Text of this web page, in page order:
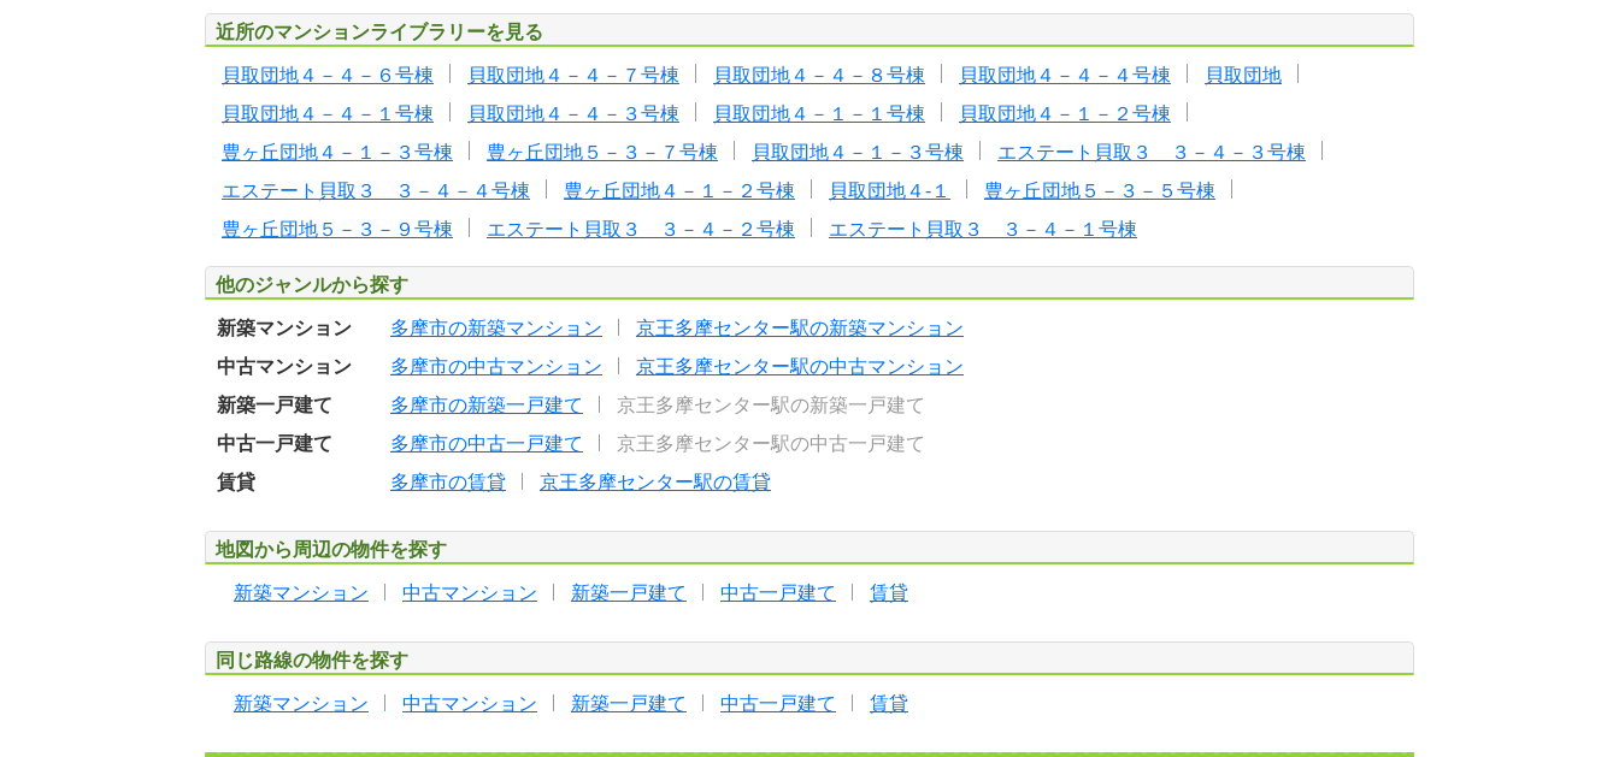
近所のマンションライブラリーを見る
貝取団地４－４－６号棟 貝取団地４－４－７号棟 貝取団地４－４－８号棟 貝取団地４－４－４号棟
貝取団地
貝取団地４－４－１号棟
貝取団地４－４－３号棟 貝取団地４－１－１号棟
貝取団地４－１－２号棟
豊ヶ丘団地４－１－３号棟
豊ヶ丘団地５－３－７号棟 貝取団地４－１－３号棟
エステート貝取３ ３－４－３号棟
エステート貝取３ ３－４－４号棟
豊ヶ丘団地４－１－２号棟 貝取団地４-１
豊ヶ丘団地５－３－５号棟
豊ヶ丘団地５－３－９号棟
エステート貝取３ ３－４－２号棟 エステート貝取３ ３－４－１号棟
他のジャンルから探す
新築マンション 多摩市の新築マンション
京王多摩センター駅の新築マンション
中古マンション
多摩市の中古マンション
京王多摩センター駅の中古マンション
新築一戸建て
多摩市の新築一戸建て
京王多摩センター駅の新築一戸建て
中古一戸建て
多摩市の中古一戸建て
京王多摩センター駅の中古一戸建て
賃貸
多摩市の賃貸 京王多摩センター駅の賃貸
地図から周辺の物件を探す
新築マンション 中古マンション 新築一戸建て 中古一戸建て 賃貸
同じ路線の物件を探す
新築マンション 中古マンション 新築一戸建て 中古一戸建て 賃貸